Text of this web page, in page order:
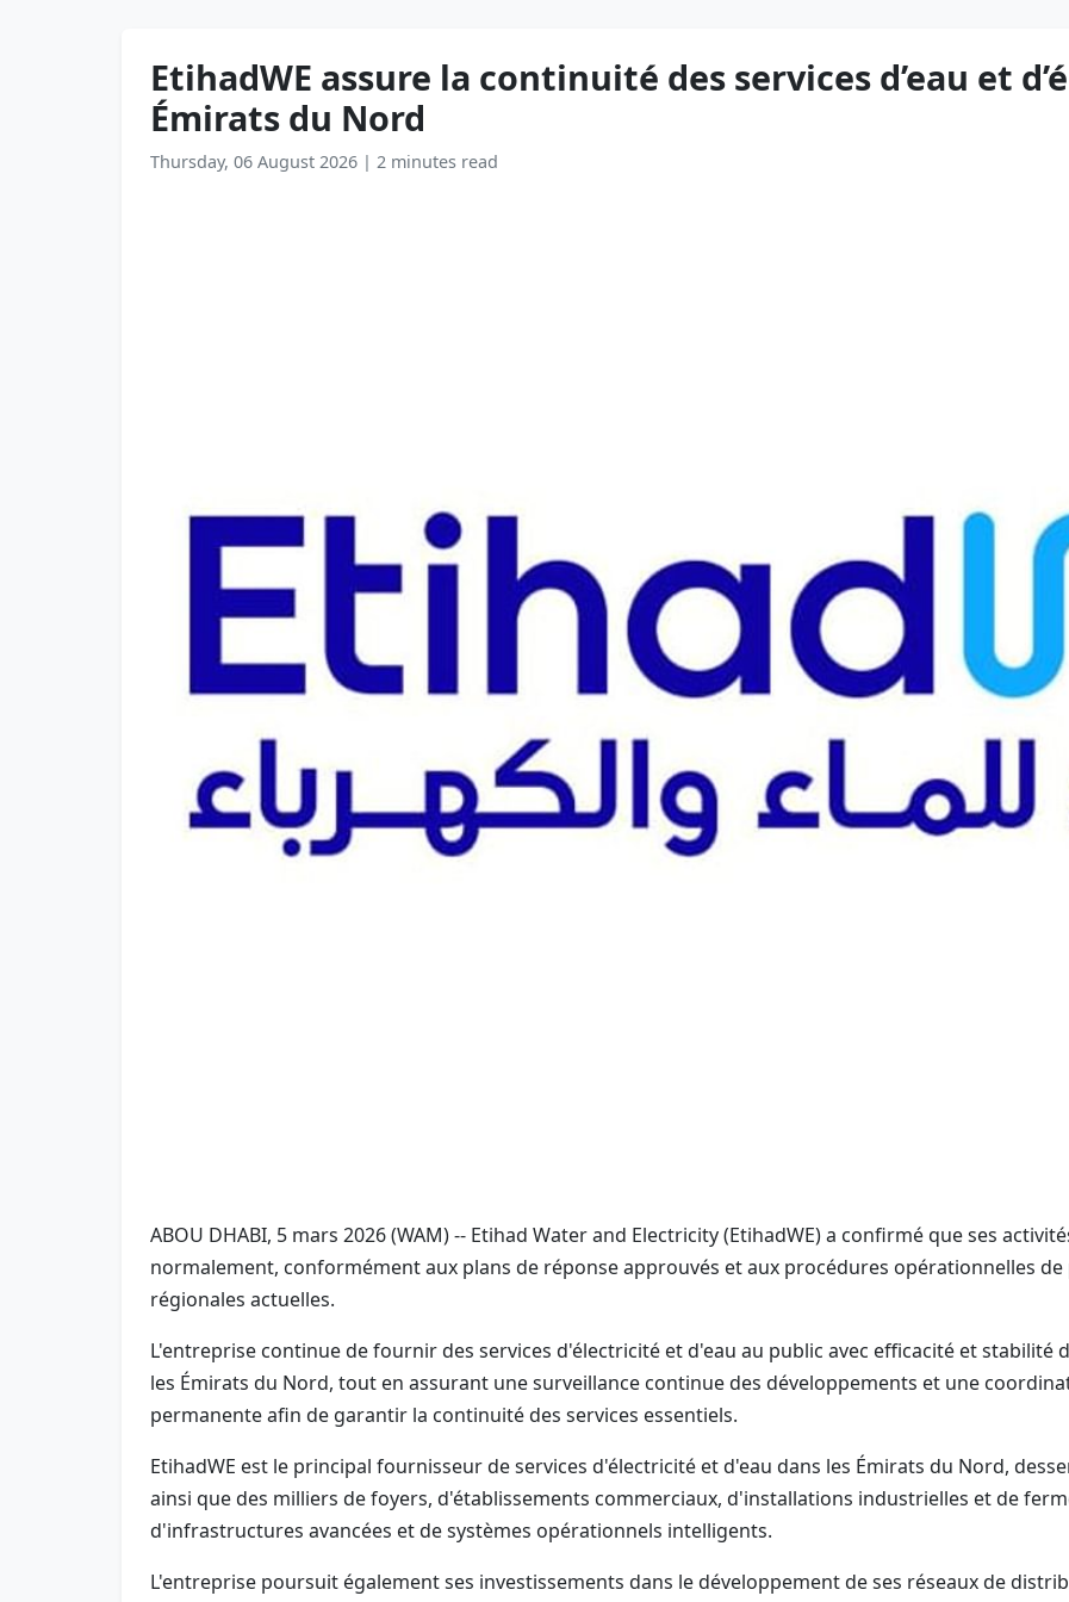
EtihadWE assure la continuité des services d’eau et
Émirats du Nord
Thursday, 06 August 2026 | 2 minutes read
ABOU DHABI, 5 mars 2026 (WAM) -- Etihad Water and Electricity (EtihadWE) a confirmé que ses
normalement, conformément aux plans de réponse approuvés et aux procédures opérationnelles
régionales actuelles.
L'entreprise continue de fournir des services d'électricité et d'eau au public avec efficacité et stabilité
les Émirats du Nord, tout en assurant une surveillance continue des développements et une
permanente afin de garantir la continuité des services essentiels.
EtihadWE est le principal fournisseur de services d'électricité et d'eau dans les Émirats du Nord,
ainsi que des milliers de foyers, d'établissements commerciaux, d'installations industrielles et de
d'infrastructures avancées et de systèmes opérationnels intelligents.
L'entreprise poursuit également ses investissements dans le développement de ses réseaux de